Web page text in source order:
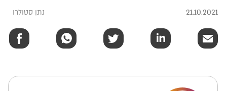
21.10.2021 נתן סטולרו